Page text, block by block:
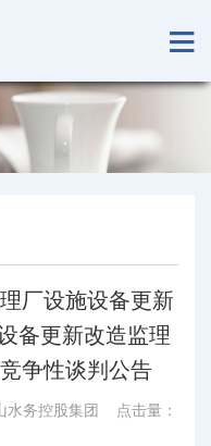
厂设施设备更新
备更新改造监理
争性谈判公告
务控股集团 点击量：